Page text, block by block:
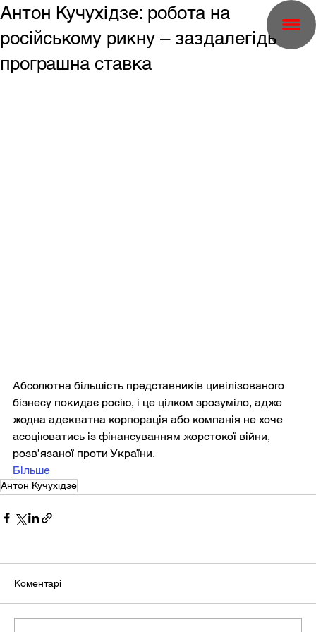
Антон Кучухідзе: робота на
російському рикну – заздалегідь
програшна ставка
Абсолютна більшість представників цивілізованого
бізнесу покидає росію, і це цілком зрозуміло, адже
жодна адекватна корпорація або компанія не хоче
асоціюватись із фінансуванням жорстокої війни,
розв’язаної проти України.
Більше
Антон Кучухідзе
Коментарі